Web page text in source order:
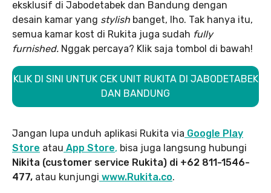
eksklusif di Jabodetabek dan Bandung dengan
desain kamar yang stylish banget, lho. Tak hanya itu,
semua kamar kost di Rukita juga sudah fully
furnished. Nggak percaya? Klik saja tombol di bawah!
KLIK DI SINI UNTUK CEK UNIT RUKITA DI JABODETABEK
DAN BANDUNG
Jangan lupa unduh aplikasi Rukita via Google Play
Store atau App Store, bisa juga langsung hubungi
Nikita (customer service Rukita) di +62 811-1546-
477, atau kunjungi www.Rukita.co.